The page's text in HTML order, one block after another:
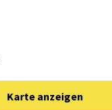
Karte anzeigen